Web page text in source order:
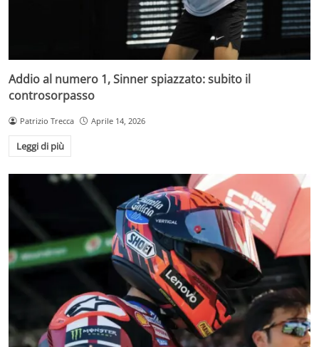
Addio al numero 1, Sinner spiazzato: subito il
controsorpasso
Patrizio Trecca Aprile 14, 2026
Leggi di più